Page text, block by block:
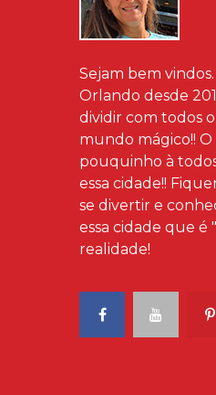
Sejam bem
Orlando desde
dividir com todos
mundo mágico!!
pouquinho à
essa cidade!!
se divertir e
essa cidade que é
realidade!